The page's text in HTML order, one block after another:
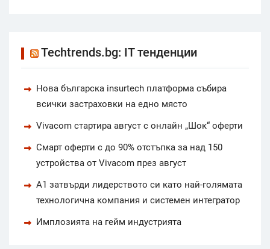
Techtrends.bg: IT тенденции
Нова българска insurtech платформа събира
всички застраховки на едно място
Vivacom стартира август с онлайн „Шок“ оферти
Смарт оферти с до 90% отстъпка за над 150
устройства от Vivacom през август
А1 затвърди лидерството си като най-голямата
технологична компания и системен интегратор
Имплозията на гейм индустрията